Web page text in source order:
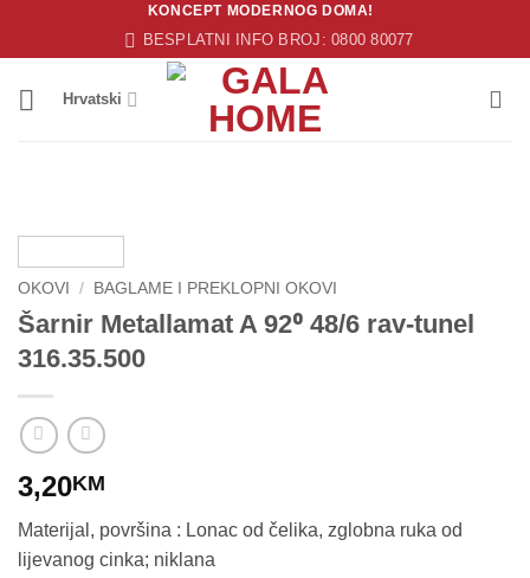
KONCEPT MODERNOG DOMA!
BESPLATNI INFO BROJ: 0800 80077
Hrvatski
OKOVI / BAGLAME I PREKLOPNI OKOVI
Šarnir Metallamat A 92⁰ 48/6 rav-tunel
316.35.500
3,20KM
Materijal, površina : Lonac od čelika, zglobna ruka od
lijevanog cinka; niklana